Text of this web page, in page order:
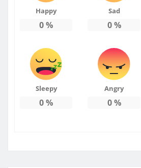
Happy
0%
Sad
0%
Sleepy
0%
Angry
0%